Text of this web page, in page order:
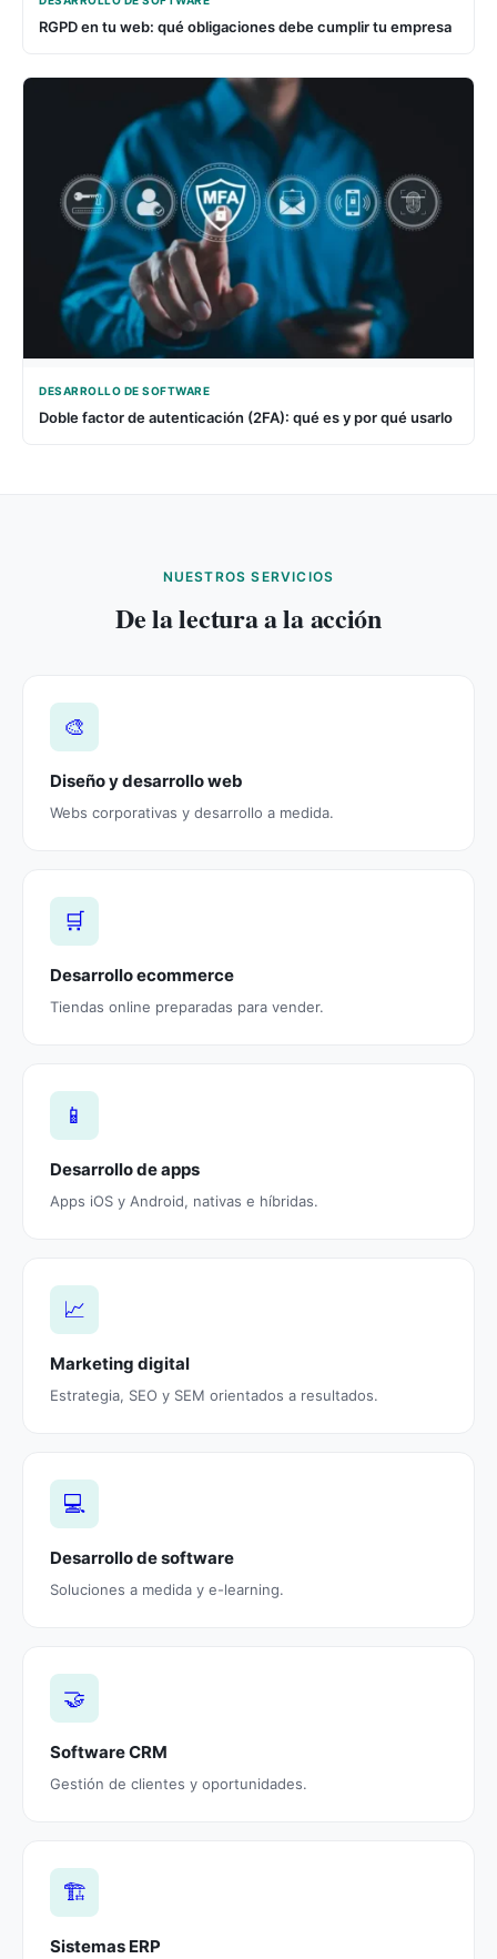
RGPD en tu web: qué obligaciones debe cumplir tu empresa
DESARROLLO DE SOFTWARE
Doble factor de autenticación (2FA): qué es y por qué usarlo
NUESTROS SERVICIOS
De la lectura a la acción
🎨
Diseño y desarrollo web
Webs corporativas y desarrollo a medida.
🛒
Desarrollo ecommerce
Tiendas online preparadas para vender.
📱
Desarrollo de apps
Apps iOS y Android, nativas e híbridas.
📈
Marketing digital
Estrategia, SEO y SEM orientados a resultados.
💻
Desarrollo de software
Soluciones a medida y e-learning.
🤝
Software CRM
Gestión de clientes y oportunidades.
🏗️
Sistemas ERP